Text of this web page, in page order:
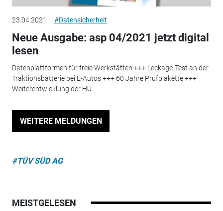
23.04.2021 #Datensicherheit
Neue Ausgabe: asp 04/2021 jetzt digital
lesen
Datenplattformen für freie Werkstätten +++ Leckage-Test an der
Traktionsbatterie bei E-Autos +++ 60 Jahre Prüfplakette +++
Weiterentwicklung der HU
WEITERE MELDUNGEN
#TÜV SÜD AG
MEISTGELESEN